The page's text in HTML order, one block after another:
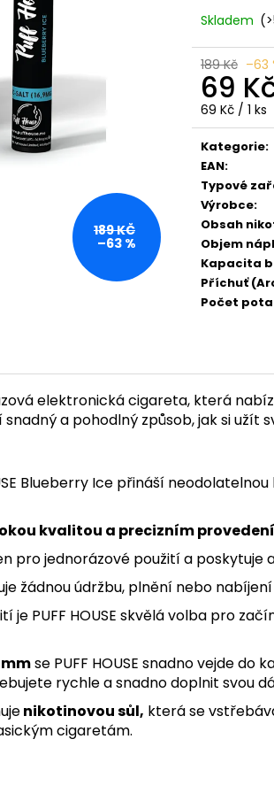
Skladem
189 Kč –63
69
Měrná
cena:
69 Kč / 1 ks
Kategorie:
EAN:
Typové
Výrobce:
Obsah
Objem
Kapacita
Příchuť
Počet
189 KČ
–63 %
elektronická cigareta, která
a pohodlný způsob, jak si
Blueberry Ice přináší
kvalitou a precizním
pro jednorázové použití a poskytuje
žádnou údržbu, plnění nebo
je PUFF HOUSE skvělá volba pro
se PUFF HOUSE snadno vejde
ete rychle a snadno doplnit svou
nikotinovou sůl, která se
cigaretám.
X2 COLA-X
Kč
169 Kč